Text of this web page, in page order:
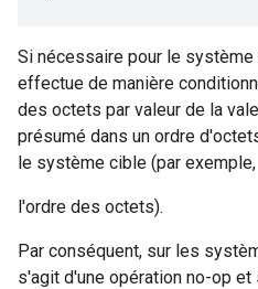
Si nécessaire pour le
effectue de manière
des octets par valeur de la
présumé dans un ordre
le système cible (par exemple,
l'ordre des octets).
Par conséquent, sur les
s'agit d'une opération no-op